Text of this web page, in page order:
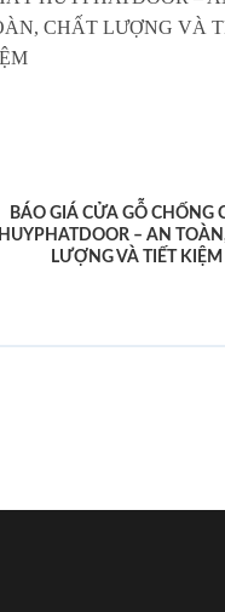
BÁO GIÁ CỬA GỖ CHỐNG
HUYPHATDOOR – AN TOÀN,
LƯỢNG VÀ TIẾT KIỆM